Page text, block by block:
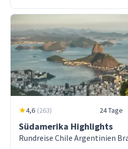
4,6 (263) 24 Tage
Südamerika Highlights
Rundreise Chile Argentinien